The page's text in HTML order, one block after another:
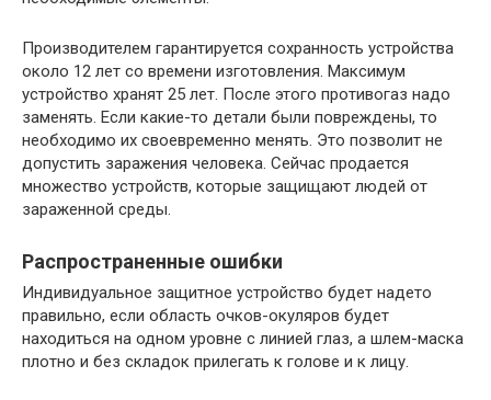
Производителем гарантируется сохранность устройства
около 12 лет со времени изготовления. Максимум
устройство хранят 25 лет. После этого противогаз надо
заменять. Если какие-то детали были повреждены, то
необходимо их своевременно менять. Это позволит не
допустить заражения человека. Сейчас продается
множество устройств, которые защищают людей от
зараженной среды.
Распространенные ошибки
Индивидуальное защитное устройство будет надето
правильно, если область очков-окуляров будет
находиться на одном уровне с линией глаз, а шлем-маска
плотно и без складок прилегать к голове и к лицу.